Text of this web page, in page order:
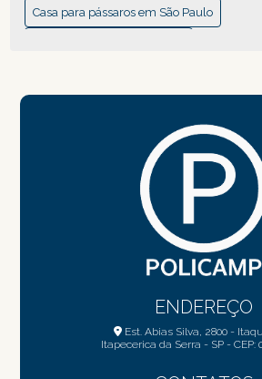
CASA DE PLÁSTICO PARA PASSARINHOS: O QUE VOCÊ
CASA PARA PÁSSAROS: CRIE UM LAR
PRÁTICO E COMPLETO
CHARMOSAS
Casa para pássaros em São Paulo
Plástico
Regador de horta em São
Regador de plantas com cabo Regador
Regador de plastico para jardim
Suporte de plástico para mangueira
ENDEREÇO
Est. Abias Silva, 2800 -
Itapecerica da Serra - SP - CEP: